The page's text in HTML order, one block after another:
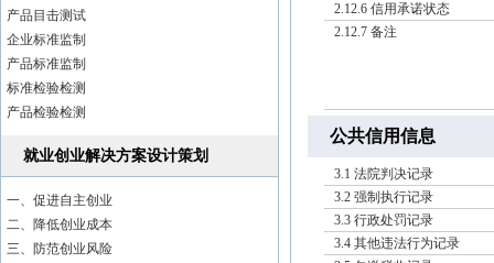
产品目击测试
企业标准监制
产品标准监制
标准检验检测
产品检验检测
就业创业解决方案设计策划
一、促进自主创业
二、降低创业成本
三、防范创业风险
2.12.6 信用承诺状态
2.12.7 备注
公共信用信息
3.1 法院判决记录
3.2 强制执行记录
3.3 行政处罚记录
3.4 其他违法行为记录